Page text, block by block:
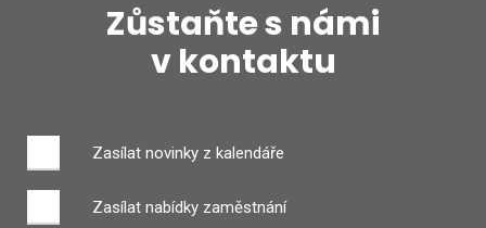
Zůstaňte s námi
v kontaktu
Zasílat novinky z kalendáře
Zasílat nabídky zaměstnání